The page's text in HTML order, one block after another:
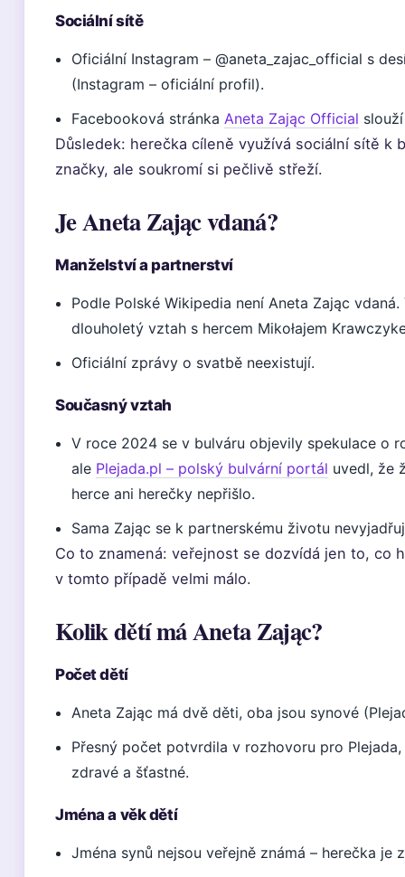
Sociální sítě
Oficiální Instagram – @aneta_zajac_official s
(Instagram – oficiální profil).
Facebooková stránkaAneta Zając Official
Důsledek: herečka cíleně využívá sociální sítě k
značky, ale soukromí si pečlivě střeží.
Je Aneta Zając vdaná?
Manželství a partnerství
Podle Polské Wikipedia není Aneta Zając
dlouholetý vztah s hercem Mikołajem
Oficiální zprávy o svatbě neexistují.
Současný vztah
V roce 2024 se v bulváru objevily spekulace o
ale Plejada.pl – polský bulvární portál uvedl, že
herce ani herečky nepřišlo.
Sama Zając se k partnerskému životu
Co to znamená: veřejnost se dozvídá jen to, co
v tomto případě velmi málo.
Kolik dětí má Aneta Zając?
Počet dětí
Aneta Zając má dvě děti, oba jsou synové
Přesný počet potvrdila v rozhovoru pro
zdravé a šťastné.
Jména a věk dětí
Jména synů nejsou veřejně známá – herečka je